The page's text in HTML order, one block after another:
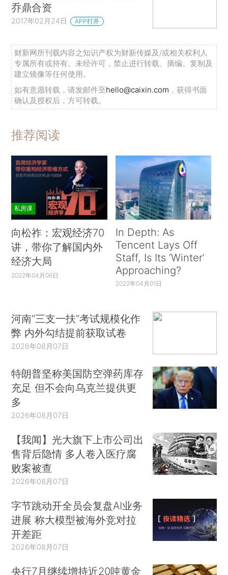
乔鼎合资
2017年02月24日 APP打开
财新网所刊载内容之知识产权为财新传媒及/或相关权利人
专属所有或持有。未经许可，禁止进行转载、摘编、复制及
建立镜像等任何使用。
如有意愿转载，请发邮件至hello@caixin.com ，获得书面
确认及授权后，方可转载。
推荐阅读
私房课
向松祚：宏观经济70
讲，带你了解国内外
经济大局
2022年04月06日
In Depth: As
Tencent Lays Off
Staff, Is Its ‘Winter’
Approaching?
2022年04月01日
河南“三支一扶”考试规模化作
弊 内外勾结提前获取试卷
2026年08月07日
特朗普坚称美国防空弹药库存
充足 但不会向乌克兰提供更
多
2026年08月07日
【我闻】光大旗下上市公司出
售背后隐情 多人卷入医疗腐
败案被查
2026年08月07日
字节跳动开全员会复盘AI业务
进展 称大模型被海外竞对拉
开差距
2026年08月07日
央行7月继续增持近20吨黄金